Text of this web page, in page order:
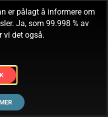
er pålagt å informere om
Ja, som 99.998 % av
vi det også.